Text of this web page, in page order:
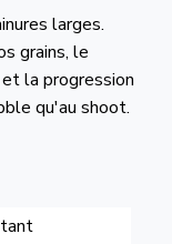
larges.
grains, le
la progression
qu'au shoot.